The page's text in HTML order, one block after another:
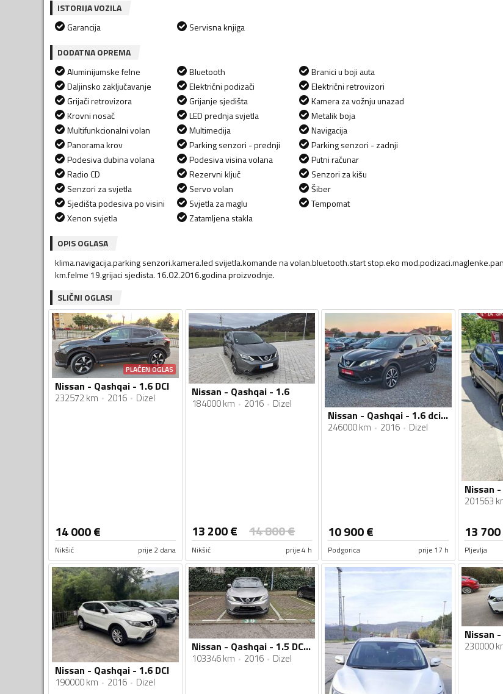
ISTORIJA VOZILA
Garancija
Servisna knjiga
DODATNA OPREMA
Aluminijumske felne
Daljinsko zaključavanje
Grijači retrovizora
Krovni nosač
Multifunkcionalni volan
Panorama krov
Podesiva dubina volana
Radio CD
Senzori za svjetla
Sjedišta podesiva po visini
Xenon svjetla
Bluetooth
Električni podizači
Grijanje sjedišta
LED prednja svjetla
Multimedija
Parking senzori - prednji
Podesiva visina volana
Rezervni ključ
Servo volan
Svjetla za maglu
Zatamljena stakla
Branici u boji auta
Električni retrovizori
Kamera za vožnju unazad
Metalik boja
Navigacija
Parking senzori - zadnji
Putni računar
Senzori za kišu
Šiber
Tempomat
OPIS OGLASA
klima.navigacija.parking senzori.kamera.led svijetla.komande na volan.bluetooth.start stop.eko
km.felme 19.grijaci sjedista. 16.02.2016.godina proizvodnje.
SLIČNI OGLASI
PLAĆEN OGLAS
Nissan - Qashqai - 1.6 DCI
232572 km 2016 Dizel
14 000€
Nikšić prije 2 dana
Nissan - Qashqai - 1.6
184000 km 2016 Dizel
13 200€ 14 800€
Nikšić prije 4 h
Nissan - Qashqai - 1.6 dci Tekna
246000 km 2016 Dizel
10 900€
Podgorica prije 17 h
Nissan
201563
13 700
Pljevlja
Nissan - Qashqai - 1.6 DCI
190000 km 2016 Dizel
Nissan - Qashqai - 1.5 DCI 360
103346 km 2016 Dizel
Nissan
230000